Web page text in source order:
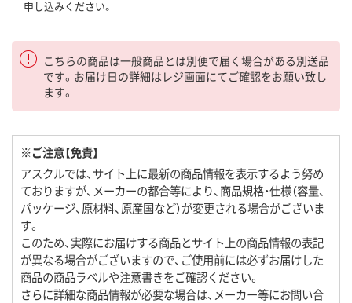
申し込みください。
こちらの商品は一般商品とは別便で届く場合がある別送品
です。お届け日の詳細はレジ画面にてご確認をお願い致し
ます。
※ご注意【免責】
アスクルでは、サイト上に最新の商品情報を表示するよう努め
ておりますが、メーカーの都合等により、商品規格・仕様（容量、
パッケージ、原材料、原産国など）が変更される場合がございま
す。
このため、実際にお届けする商品とサイト上の商品情報の表記
が異なる場合がございますので、ご使用前には必ずお届けした
商品の商品ラベルや注意書きをご確認ください。
さらに詳細な商品情報が必要な場合は、メーカー等にお問い合